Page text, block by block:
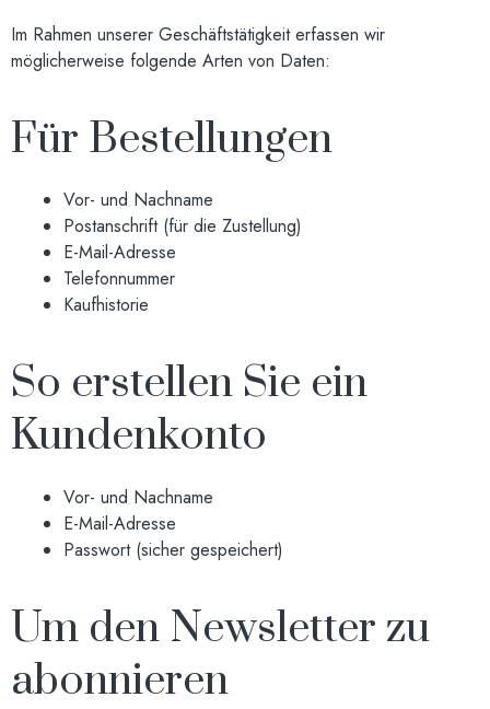
Im Rahmen unserer Geschäftstätigkeit erfassen wir
möglicherweise folgende Arten von Daten:
Für Bestellungen
Vor- und Nachname
Postanschrift (für die Zustellung)
E-Mail-Adresse
Telefonnummer
Kaufhistorie
So erstellen Sie ein
Kundenkonto
Vor- und Nachname
E-Mail-Adresse
Passwort (sicher gespeichert)
Um den Newsletter zu
abonnieren